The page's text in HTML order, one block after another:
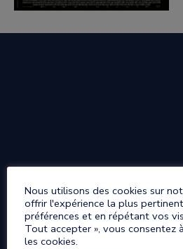
Nous utilisons des cookies sur
offrir l'expérience la plus
préférences et en répétant vos
Tout accepter », vous consentez
les cookies.